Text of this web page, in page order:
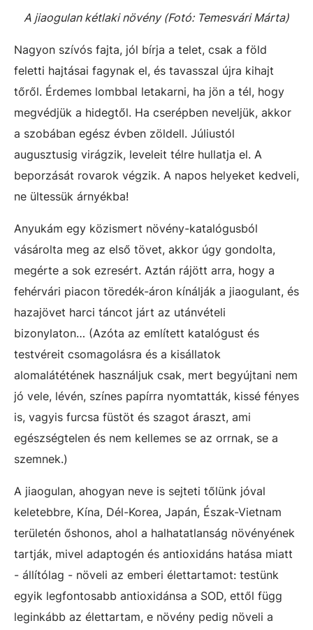
A jiaogulan kétlaki növény (Fotó: Temesvári Márta)
Nagyon szívós fajta, jól bírja a telet, csak a föld
feletti hajtásai fagynak el, és tavasszal újra kihajt
tőről. Érdemes lombbal letakarni, ha jön a tél, hogy
megvédjük a hidegtől. Ha cserépben neveljük, akkor
a szobában egész évben zöldell. Júliustól
augusztusig virágzik, leveleit télre hullatja el. A
beporzását rovarok végzik. A napos helyeket kedveli,
ne ültessük árnyékba!
Anyukám egy közismert növény-katalógusból
vásárolta meg az első tövet, akkor úgy gondolta,
megérte a sok ezresért. Aztán rájött arra, hogy a
fehérvári piacon töredék-áron kínálják a jiaogulant, és
hazajövet harci táncot járt az utánvételi
bizonylaton… (Azóta az említett katalógust és
testvéreit csomagolásra és a kisállatok
alomalátétének használjuk csak, mert begyújtani nem
jó vele, lévén, színes papírra nyomtatták, kissé fényes
is, vagyis furcsa füstöt és szagot áraszt, ami
egészségtelen és nem kellemes se az orrnak, se a
szemnek.)
A jiaogulan, ahogyan neve is sejteti tőlünk jóval
keletebbre, Kína, Dél-Korea, Japán, Észak-Vietnam
területén őshonos, ahol a halhatatlanság növényének
tartják, mivel adaptogén és antioxidáns hatása miatt
- állítólag - növeli az emberi élettartamot: testünk
egyik legfontosabb antioxidánsa a SOD, ettől függ
leginkább az élettartam, e növény pedig növeli a